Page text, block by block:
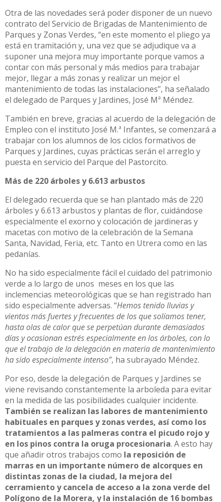
Otra de las novedades será poder disponer de un nuevo
contrato del Servicio de Brigadas de Mantenimiento de
Parques y Zonas Verdes, “en este momento el pliego ya
está en tramitación y, una vez que se adjudique va a
suponer una mejora muy importante porque vamos a
contar con más personal y más medios para trabajar
mejor, llegar a más zonas y realizar un mejor el
mantenimiento de todas las instalaciones”, ha señalado
el delegado de Parques y Jardines, José Mª Méndez.
También en breve, gracias al acuerdo de la delegación de
Empleo con el instituto José M.ª Infantes, se comenzará a
trabajar con los alumnos de los ciclos formativos de
Parques y Jardines, cuyas prácticas serán el arreglo y
puesta en servicio del Parque del Pastorcito.
Más de 220 árboles y 6.613 arbustos
El delegado recuerda que se han plantado más de 220
árboles y 6.613 arbustos y plantas de flor, cuidándose
especialmente el exorno y colocación de jardineras y
macetas con motivo de la celebración de la Semana
Santa, Navidad, Feria, etc. Tanto en Utrera como en las
pedanías.
No ha sido especialmente fácil el cuidado del patrimonio
verde a lo largo de unos meses en los que las
inclemencias meteorológicas que se han registrado han
sido especialmente adversas. “Hemos tenido lluvias y
vientos más fuertes y frecuentes de los que solíamos tener,
hasta olas de calor que se perpetúan durante demasiados
días y ocasionan estrés especialmente en los árboles, con lo
que el trabajo de la delegación en materia de mantenimiento
ha sido especialmente intenso”, ha subrayado Méndez.
Por eso, desde la delegación de Parques y Jardines se
viene revisando constantemente la arboleda para evitar
en la medida de las posibilidades cualquier incidente.
También se realizan las labores de mantenimiento
habituales en parques y zonas verdes, así como los
tratamientos a las palmeras contra el picudo rojo y
en los pinos contra la oruga procesionaria. A esto hay
que añadir otros trabajos como la reposición de
marras en un importante número de alcorques en
distintas zonas de la ciudad, la mejora del
cerramiento y cancela de acceso a la zona verde del
Polígono de la Morera, y la instalación de 16 bombas